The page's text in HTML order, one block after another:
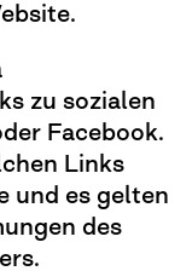
zu sozialen
Facebook.
Links
und es gelten
des